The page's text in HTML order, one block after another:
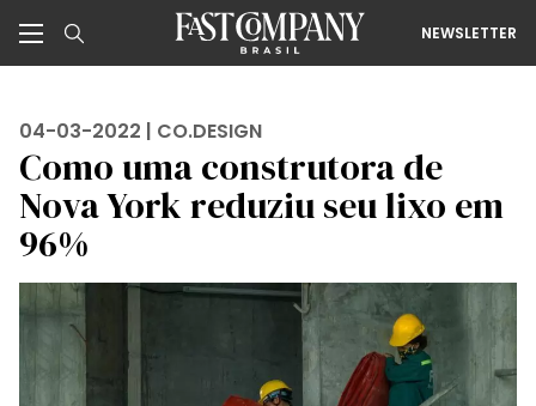
NEWSLETTER
04-03-2022 | CO.DESIGN
Como uma construtora de
Nova York reduziu seu lixo em
96%